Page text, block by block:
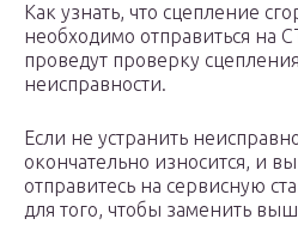
Как узнать, что сцепление
необходимо отправиться на
проведут проверку
неисправности.
Если не устранить
окончательно износится, и
отправитесь на сервисную
для того, чтобы заменить